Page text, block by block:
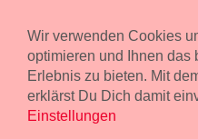
Miete unser Haus bei Wiener
Übernachtung.
freilaender.at
Wir verwenden Cookies
optimieren und Ihnen das
Erlebnis zu bieten. Mit
erklärst Du Dich damit
Einstellungen